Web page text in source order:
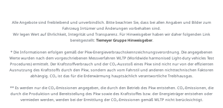
Alle Angebote sind freibleibend und unverbindlich. Bitte beachten Sie, dass bei allen Angaben und Bilder zum
Fahrzeug Irrtümer und Änderungen vorbehalten sind.
Wir legen Wert auf Ehrlichkeit, Integrität und Transparenz. Für Hinweisgeber haben wir daher folgenden Link
bereitgestellt: Tiemeyer Gruppe Hinweisgeber.
* Die Informationen erfolgen gemäß der Pkw-Energieverbrauchskennzeichnungsverordnung. Die angegebenen
Werte wurden nach dem vorgeschriebenen Messverfahren WLTP (Worldwide harmonised Light-duty vehicles Test
Procedures) ermittelt. Der Kraftstoffverbrauch und der CO₂-Ausstoß eines Pkw sind nicht nur von der effizienten
Ausnutzung des Kraftstoffs durch den Pkw, sondern auch vom Fahrstil und anderen nichttechnischen Faktoren
abhängig. CO₂ ist das für die Erderwärmung hauptsächlich verantwortliche Treibhausgas.
** Es werden nur die CO₂-Emissionen angegeben, die durch den Betrieb des Pkw entstehen. CO₂-Emissionen, die
durch die Produktion und Bereitstellung des Pkw sowie des Kraftstoffes bzw. der Energieträger entstehen oder
vermieden werden, werden bei der Ermittlung der CO₂-Emissionen gemäß WLTP nicht berücksichtigt.